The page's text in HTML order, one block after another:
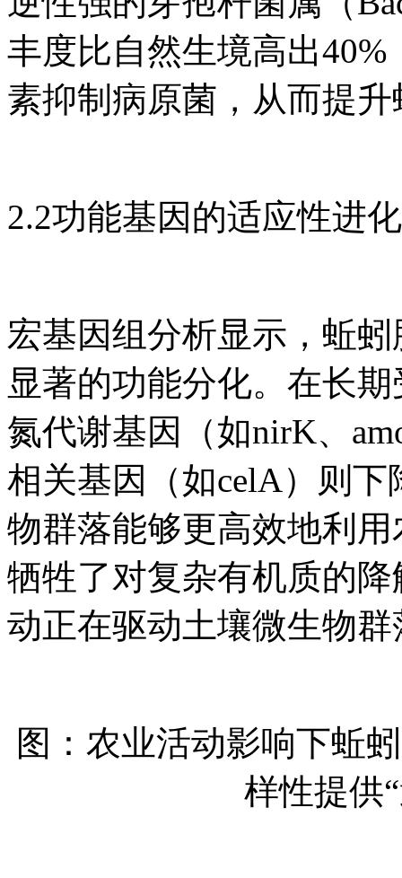
丰度比自然生境高出
素抑制病原菌，从而提
2.2功能基因的适应性进化
宏基因组分析显示，蚯
显著的功能分化。在长
氮代谢基因（如nirK、
相关基因（如celA）则
物群落能够更高效地利
牺牲了对复杂有机质的
动正在驱动土壤微生物
图：农业活动影响下蚯
样性提供